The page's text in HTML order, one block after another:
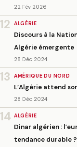
22 Fév 2026
12 ALGÉRIE
Discours à la
Algérie émergente
28 Déc 2024
13 AMÉRIQUE DU NORD
L’Algérie attend
28 Déc 2024
14 ALGÉRIE
Dinar algérien :
tendance durable ?